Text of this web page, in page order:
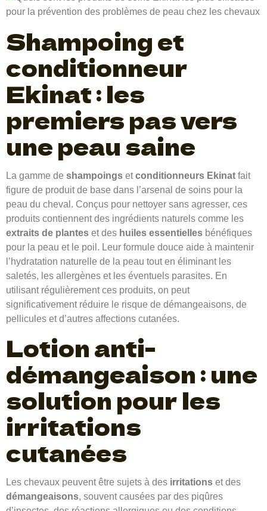
Shampoing et
conditionneur
Ekinat : les
premiers pas vers
une peau saine
La gamme de shampoings etconditionneurs Ekinat fait
figure de produit de base dans l’arsenal de soins pour la
peau du cheval. Conçus pour nettoyer sans agresser, ces
produits contiennent des ingrédients naturels comme les
extraits de plantes et des huiles essentielles bénéfiques
pour la peau et le poil. Leur formule douce aide à maintenir
l’hydratation naturelle de la peau tout en éliminant les
saletés, les allergènes et les éventuels parasites. En
utilisant régulièrement ces produits, on peut
significativement réduire le risque de démangeaisons, de
pellicules et d’autres affections cutanées.
Lotion anti-
démangeaison : une
solution pour les
irritations
cutanées
Les chevaux peuvent être sujets à des irritations et des
démangeaisons, souvent causées par des piqûres